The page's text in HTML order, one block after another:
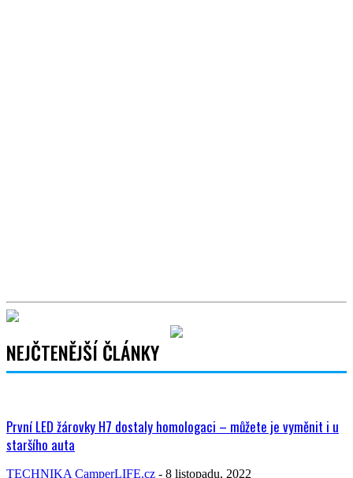
NEJČTENĚJŠÍ ČLÁNKY
První LED žárovky H7 dostaly homologaci – můžete je vyměnit i u
staršího auta
TECHNIKA CamperLIFE.cz - 8 listopadu, 2022